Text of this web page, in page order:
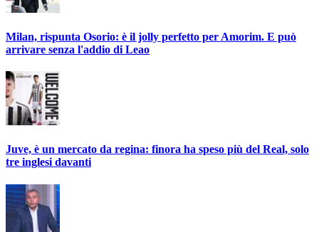
Milan, rispunta Osorio: è il jolly perfetto per Amorim. E può
arrivare senza l'addio di Leao
Juve, è un mercato da regina: finora ha speso più del Real, solo
tre inglesi davanti